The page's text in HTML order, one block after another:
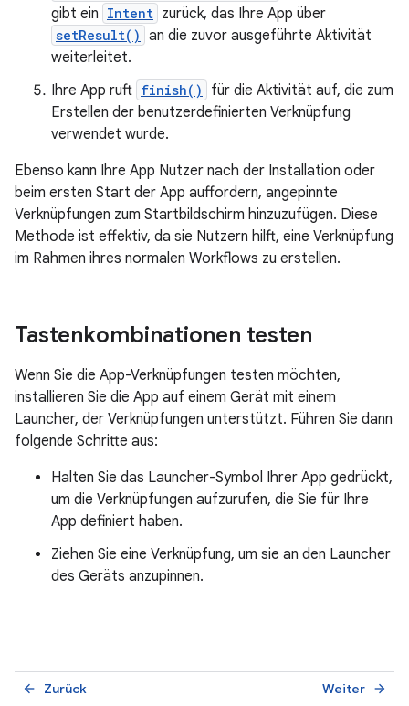
gibt ein Intent zurück, das Ihre App über
setResult() an die zuvor ausgeführte Aktivität
weiterleitet.
Ihre App ruft finish()
für die Aktivität auf, die zum
Erstellen der benutzerdefinierten Verknüpfung
verwendet wurde.
Ebenso kann Ihre App Nutzer nach der Installation oder
beim ersten Start der App auffordern, angepinnte
Verknüpfungen zum Startbildschirm hinzuzufügen. Diese
Methode ist effektiv, da sie Nutzern hilft, eine Verknüpfung
im Rahmen ihres normalen Workflows zu erstellen.
Tastenkombinationen testen
Wenn Sie die App-Verknüpfungen testen möchten,
installieren Sie die App auf einem Gerät mit einem
Launcher, der Verknüpfungen unterstützt. Führen Sie dann
folgende Schritte aus:
Halten Sie das Launcher-Symbol Ihrer App gedrückt,
um die Verknüpfungen aufzurufen, die Sie für Ihre
App definiert haben.
Ziehen Sie eine Verknüpfung, um sie an den Launcher
des Geräts anzupinnen.
Zurück
arrow_back Weiter arrow_forward